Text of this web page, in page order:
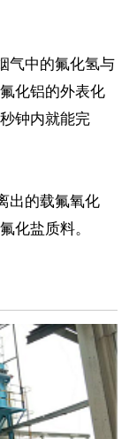
中的氟化氢与
化铝的外表化
钟内就能完
出的载氟氧化
化盐质料。